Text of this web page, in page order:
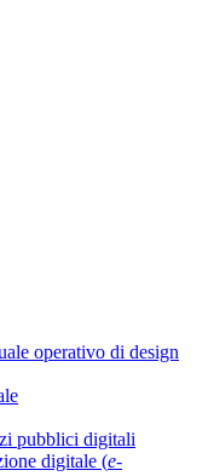
operativo di design
pubblici digitali
digitale (e-